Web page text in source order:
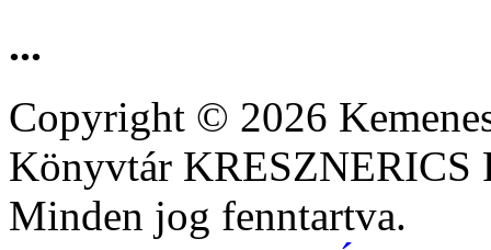
...
Copyright © 2026
Könyvtár
Minden jog fenntartva.